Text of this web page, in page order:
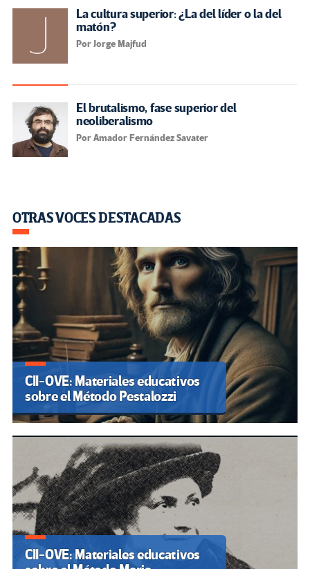
La cultura superior: ¿La del líder o la del
matón?
Por Jorge Majfud
El brutalismo, fase superior del
neoliberalismo
Por Amador Fernández Savater
OTRAS VOCES DESTACADAS
CII-OVE: Materiales educativos
sobre el Método Pestalozzi
CII-OVE: Materiales educativos